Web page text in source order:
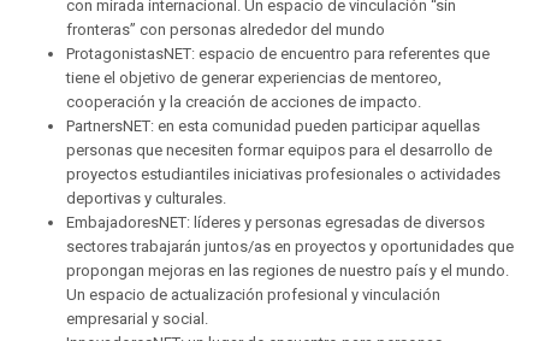
con mirada internacional. Un espacio de vinculación “sin
fronteras” con personas alrededor del mundo
ProtagonistasNET: espacio de encuentro para referentes que
tiene el objetivo de generar experiencias de mentoreo,
cooperación y la creación de acciones de impacto.
PartnersNET: en esta comunidad pueden participar aquellas
personas que necesiten formar equipos para el desarrollo de
proyectos estudiantiles iniciativas profesionales o actividades
deportivas y culturales.
EmbajadoresNET: líderes y personas egresadas de diversos
sectores trabajarán juntos/as en proyectos y oportunidades que
propongan mejoras en las regiones de nuestro país y el mundo.
Un espacio de actualización profesional y vinculación
empresarial y social.